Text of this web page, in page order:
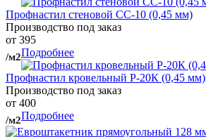
Профнастил стеновой СС-10 (0,45 мм)
Производство под заказ
от 395
/м2Подробнее
Профнастил кровельный Р-20К (0,45 мм)
Производство под заказ
от 400
/м2Подробнее